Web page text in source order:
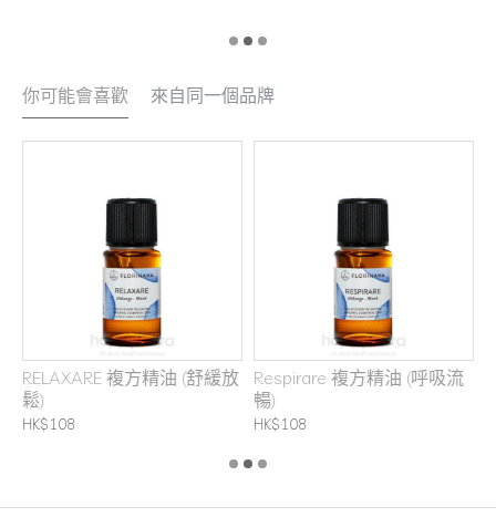
你可能會喜歡 來自同一個品牌
RELAXARE 複方精油 (舒緩放
鬆)
HK$108
Respirare 複方精油 (呼吸流
暢)
HK$108